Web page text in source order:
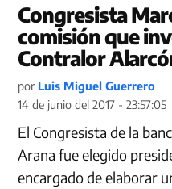
Congresista
comisión que
Contralor
por Luis Miguel Guerrero
14 de junio del 2017 - 23:57:05
El Congresista de la
Arana fue elegido
encargado de elaborar